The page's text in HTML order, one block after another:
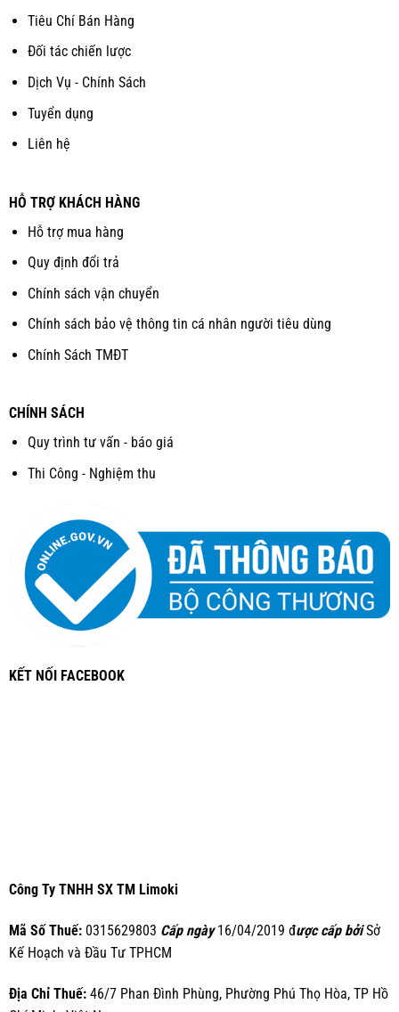
Tiêu Chí Bán Hàng
Đối tác chiến lược
Dịch Vụ - Chính Sách
Tuyển dụng
Liên hệ
HỖ TRỢ KHÁCH HÀNG
Hỗ trợ mua hàng
Quy định đổi trả
Chính sách vận chuyển
Chính sách bảo vệ thông tin cá nhân người tiêu dùng
Chính Sách TMĐT
CHÍNH SÁCH
Quy trình tư vấn - báo giá
Thi Công - Nghiệm thu
KẾT NỐI FACEBOOK
Công Ty TNHH SX TM Limoki
Mã Số Thuế:0315629803 Cấp ngày16/04/2019 được cấp bởiSở
Kế Hoạch và Đầu Tư TPHCM
Địa Chỉ Thuế:46/7 Phan Đình Phùng, Phường Phú Thọ Hòa, TP Hồ